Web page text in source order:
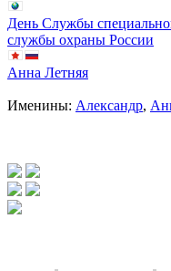
День Службы
службы охраны России
Анна Летняя
Именины: Александр,